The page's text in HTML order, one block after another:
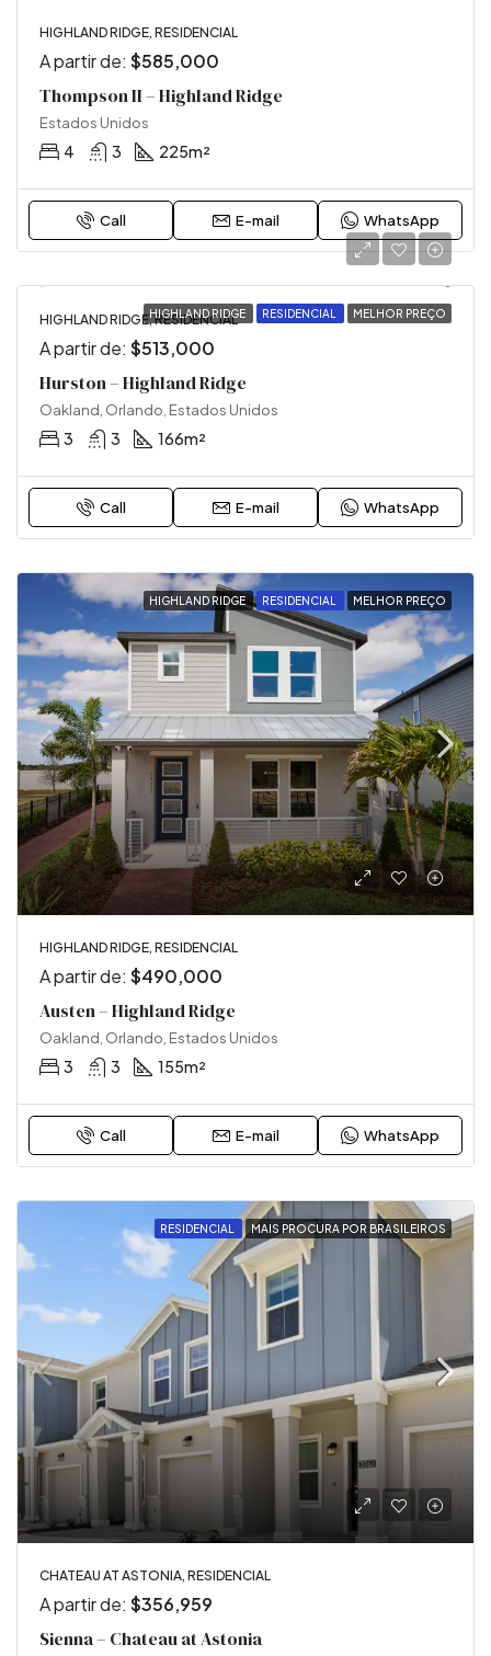
HIGHLAND RIDGE, RESIDENCIAL
A partir de: $585,000
Thompson II – Highland Ridge
Estados Unidos
4 3 225m²
Call E-mail WhatsApp
HIGHLAND RIDGE RESIDENCIAL MELHOR PREÇO
HIGHLAND RIDGE, RESIDENCIAL
A partir de: $513,000
Hurston – Highland Ridge
Oakland, Orlando, Estados Unidos
3 3 166m²
Call E-mail WhatsApp
HIGHLAND RIDGE RESIDENCIAL MELHOR PREÇO
HIGHLAND RIDGE, RESIDENCIAL
A partir de: $490,000
Austen – Highland Ridge
Oakland, Orlando, Estados Unidos
3 3 155m²
Call E-mail WhatsApp
RESIDENCIAL MAIS PROCURA POR BRASILEIROS
CHATEAU AT ASTONIA, RESIDENCIAL
A partir de: $356,959
Sienna – Chateau at Astonia